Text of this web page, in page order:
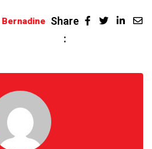
Bernadine Share
: